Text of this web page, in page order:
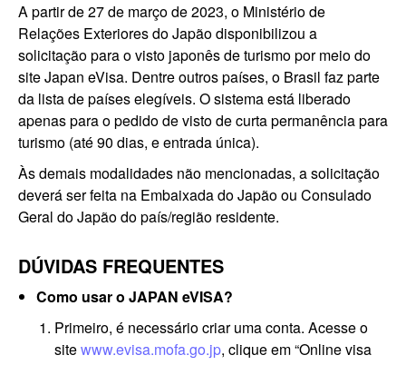
A partir de 27 de março de 2023, o Ministério de
Relações Exteriores do Japão disponibilizou a
solicitação para o visto japonês de turismo por meio do
site Japan eVisa. Dentre outros países, o Brasil faz parte
da lista de países elegíveis. O sistema está liberado
apenas para o pedido de visto de curta permanência para
turismo (até 90 dias, e entrada única).
Às demais modalidades não mencionadas, a solicitação
deverá ser feita na Embaixada do Japão ou Consulado
Geral do Japão do país/região residente.
DÚVIDAS FREQUENTES
Como usar o JAPAN eVISA?
Primeiro, é necessário criar uma conta. Acesse o
sitewww.evisa.mofa.go.jp, clique em “Online visa